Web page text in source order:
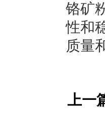
铬矿
性和
质量
上一